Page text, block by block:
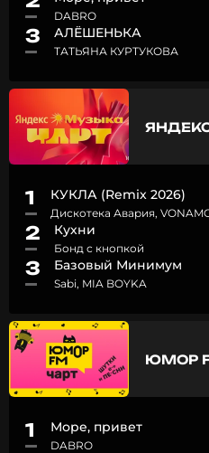
DABRO
3 АЛЁШЕНЬКА
ТАТЬЯНА КУРТУКОВА
1 КУКЛА (Remix 2026)
Дискотека Авария,
2 Кухни
Бонд с кнопкой
3 Базовый Минимум
Sabi, MIA BOYKA
ЮМОР
1 Море, привет
DABRO